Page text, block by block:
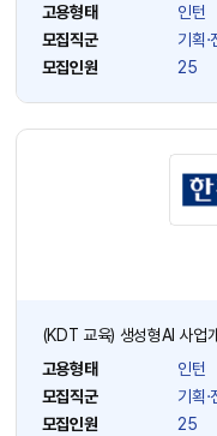
고용형태
인턴
모집직군
기획·
모집인원
25
(KDT 교육) 생성형AI 사업
고용형태
인턴
모집직군
기획·
모집인원
25